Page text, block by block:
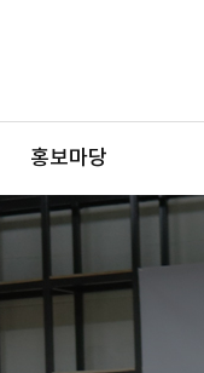
홍보마당